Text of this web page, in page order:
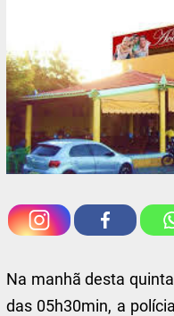
Na manhã desta
das 05h30min, a